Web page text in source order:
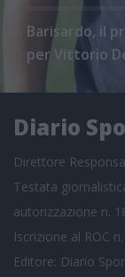
Barisardo, il
per Vittorio
Diario
Direttore
Testata
autorizzazione n.
Iscrizione al ROC
Editore: Diario